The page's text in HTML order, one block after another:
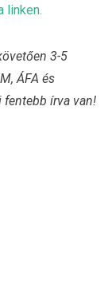
linken.
3-5
ÁFA és
fentebb írva van!